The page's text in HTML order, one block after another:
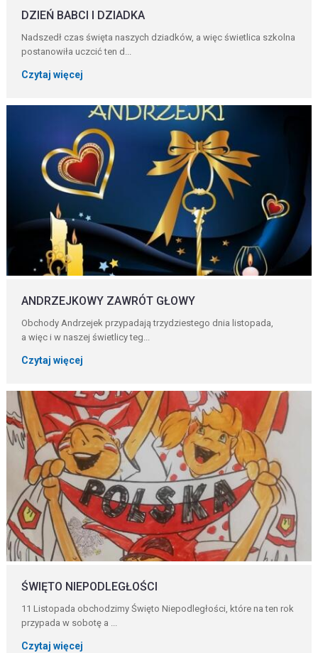
DZIEŃ BABCI I DZIADKA
Nadszedł czas święta naszych dziadków, a więc świetlica szkolna
postanowiła uczcić ten d...
Czytaj więcej
ANDRZEJKOWY ZAWRÓT GŁOWY
Obchody Andrzejek przypadają trzydziestego dnia listopada,
a więc i w naszej świetlicy teg...
Czytaj więcej
ŚWIĘTO NIEPODLEGŁOŚCI
11 Listopada obchodzimy Święto Niepodległości, które na ten rok
przypada w sobotę a ...
Czytaj więcej